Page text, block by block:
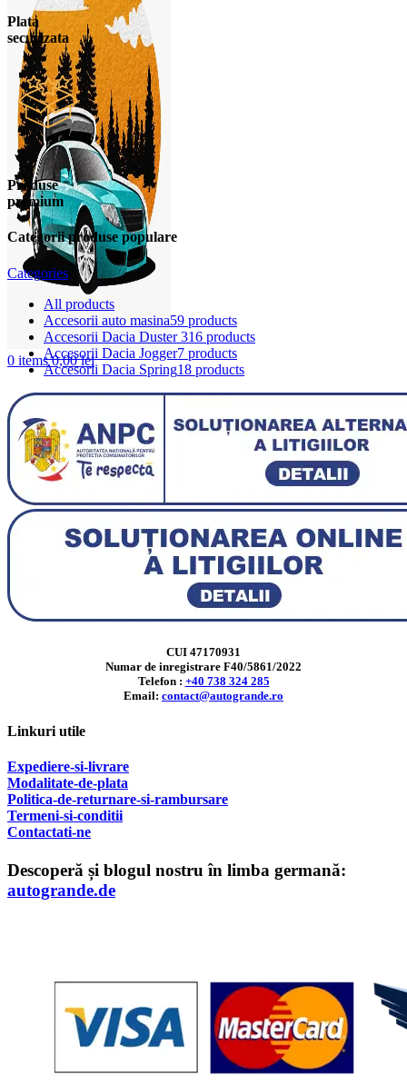
0 items 0,00lei
Plata
securizata
Produse
premium
Categorii produse populare
Categories
All products
Accesorii auto masina59 products
Accesorii Dacia Duster 316 products
Accesorii Dacia Jogger7 products
Accesorii Dacia Spring18 products
CUI 47170931
Numar de inregistrare F40/5861/2022
Telefon : +40 738 324 285
Email: contact@autogrande.ro
Linkuri utile
Expediere-si-livrare
Modalitate-de-plata
Politica-de-returnare-si-rambursare
Termeni-si-conditii
Contactati-ne
Descoperă și blogul nostru în limba germană:
autogrande.de